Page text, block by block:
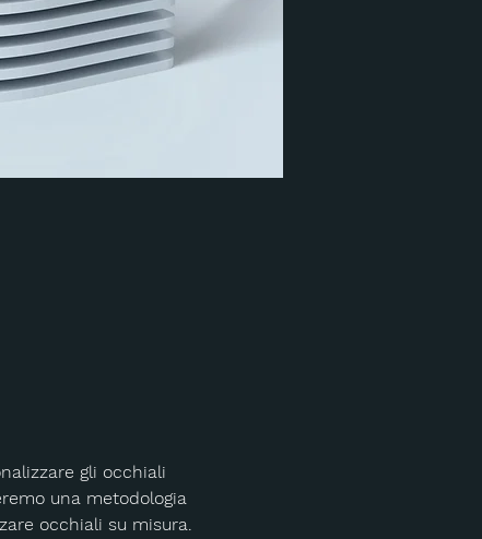
gli occhiali
una metodologia
occhiali su misura.